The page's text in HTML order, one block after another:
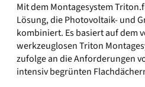
Mit dem Montagesystem
Lösung, die Photovoltaik- und
kombiniert. Es basiert auf dem
werkzeuglosen Triton
zufolge an die Anforderungen
intensiv begrünten